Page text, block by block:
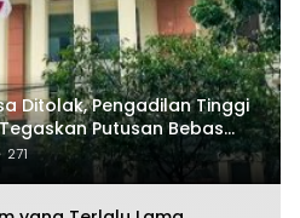
Ditolak, Pengadilan Tinggi
Putusan Bebas
Korupsi Tak Bisa Diajukan
271